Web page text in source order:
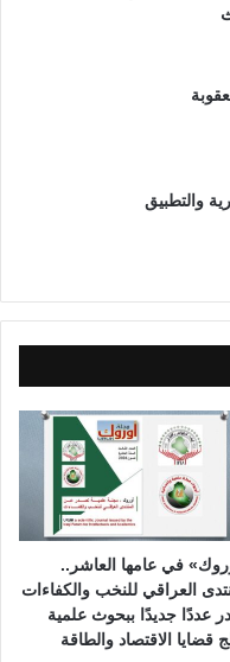
والتطبيق
في عامها العاشر..
العراقي للنخب والكفاءات
عددًا جديدًا ببحوث علمية
قضايا الاقتصاد والطاقة